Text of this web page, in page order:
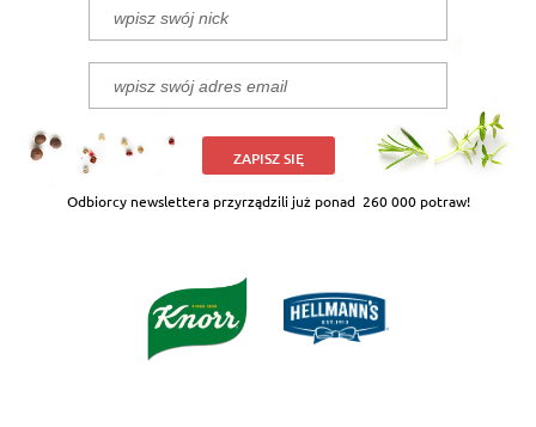
ZAPISZ SIĘ
Odbiorcy newslettera przyrządzili już ponad 260 000 potraw!